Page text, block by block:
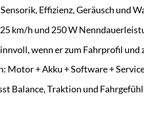
Effizienz, Geräusch und
km/h und 250 W
wenn er zum Fahrprofil und
Motor + Akku + Software +
Balance, Traktion und